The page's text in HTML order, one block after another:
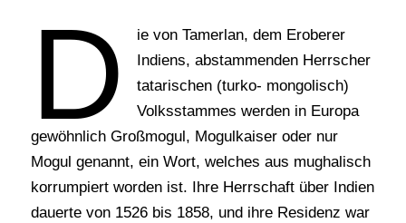
D
ie von Tamerlan, dem Eroberer
Indiens, abstammenden Herrscher
tatarischen (turko- mongolisch)
Volksstammes werden in Europa
gewöhnlich Großmogul, Mogulkaiser oder nur
Mogul genannt, ein Wort, welches aus mughalisch
korrumpiert worden ist. Ihre Herrschaft über Indien
dauerte von 1526 bis 1858, und ihre Residenz war